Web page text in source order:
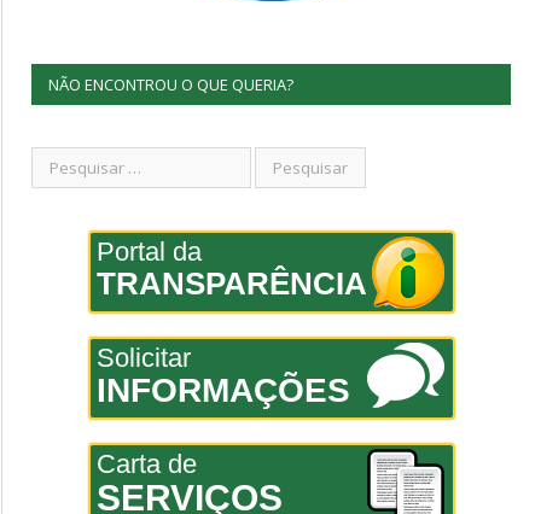
NÃO ENCONTROU O QUE QUERIA?
Portal da
TRANSPARÊNCIA
Solicitar
INFORMAÇÕES
Carta de
SERVIÇOS